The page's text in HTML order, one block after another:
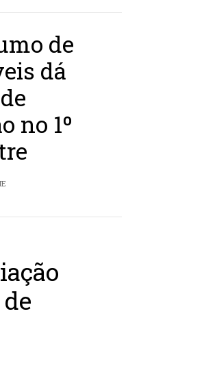
de
dá
no 1º